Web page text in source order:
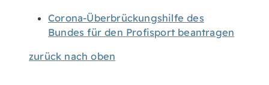
Corona-Überbrückungshilfe des
Bundes für den Profisport beantragen
zurück nach oben